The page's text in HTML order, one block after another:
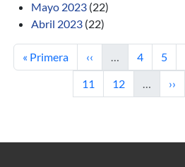
Mayo 2023 (22)
Abril 2023 (22)
Primera página
« Primera Página anterior
‹‹ … Página
4 5
Página
11 Página
12 … ››